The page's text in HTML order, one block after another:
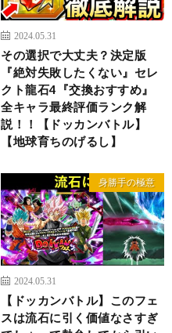
2024.05.31
その選択で大丈夫？決定版
『絶対失敗したくない』セレ
クト龍石4『交換おすすめ』
全キャラ最終評価ランク解
説！！【ドッカンバトル】
【地球育ちのげるし】
身勝手の極意
2024.05.31
【ドッカンバトル】このフェ
スは流石に引く価値なさすぎ